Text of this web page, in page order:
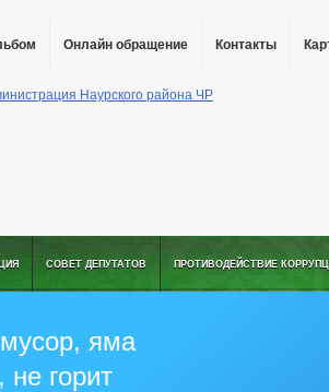
Онлайн обращение Контакты
СОВЕТ ДЕПУТАТОВ ПРОТИВОДЕЙСТВИЕ
яма
не горит